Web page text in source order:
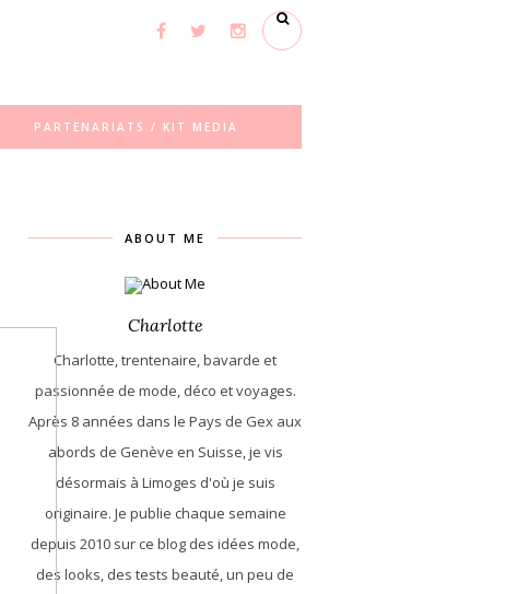
PARTENARIATS / KIT MEDIA
ABOUT ME
Charlotte
Charlotte, trentenaire, bavarde et
passionnée de mode, déco et voyages.
Après 8 années dans le Pays de Gex aux
abords de Genève en Suisse, je vis
désormais à Limoges d'où je suis
originaire. Je publie chaque semaine
depuis 2010 sur ce blog des idées mode,
des looks, des tests beauté, un peu de